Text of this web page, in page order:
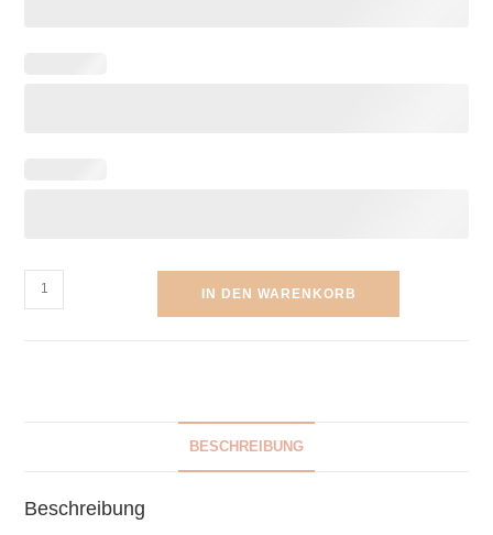
IN DEN WARENKORB
BESCHREIBUNG
Beschreibung